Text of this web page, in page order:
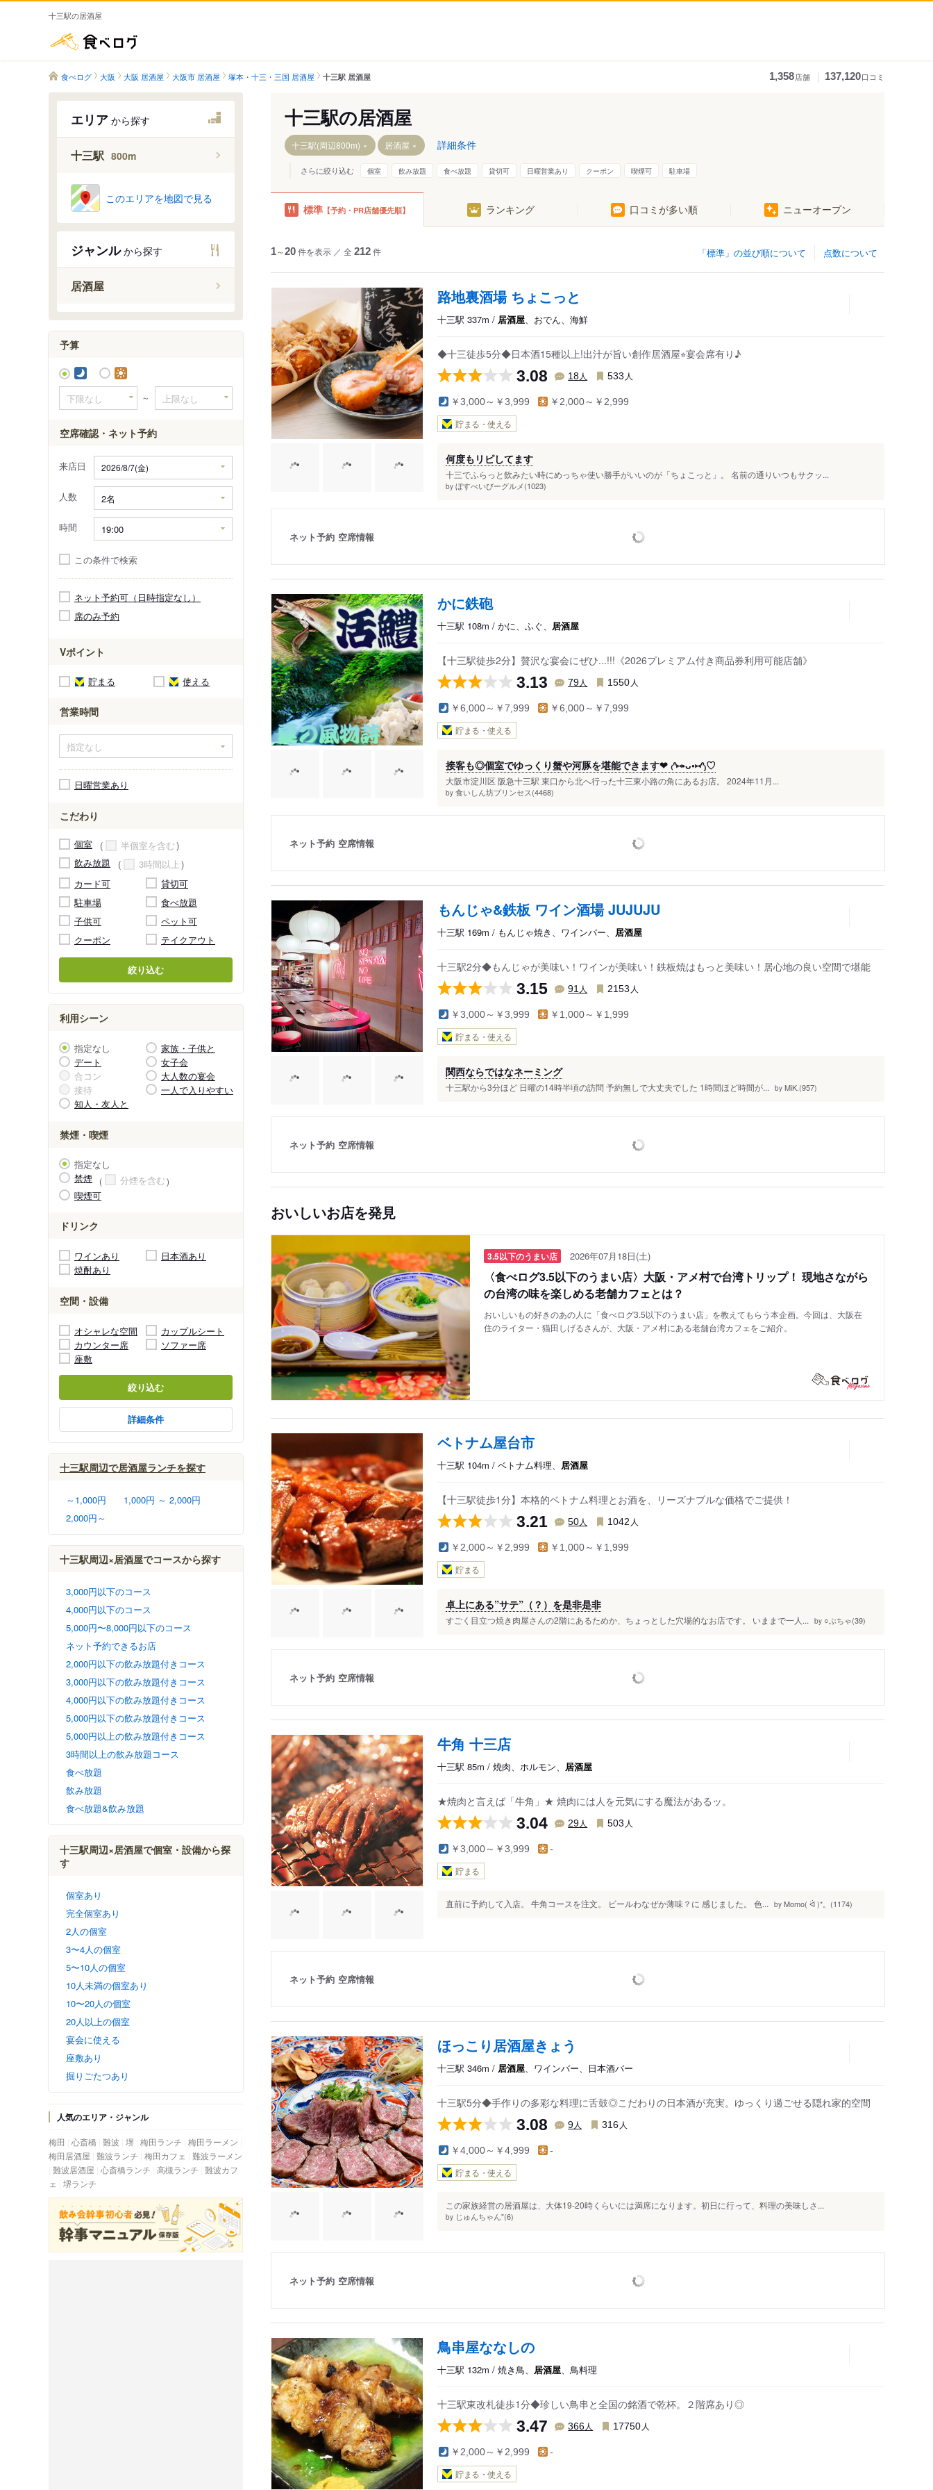
十三駅の居酒屋
食べログ 大阪 大阪 居酒屋 大阪市 居酒屋 塚本・十三・三国 居酒屋 十三駅 居酒屋 1,358店舗 137,120口コミ
エリア から探す
十三駅 800m
このエリアを地図で見る
ジャンルから探す
居酒屋
予算
～
空席確認・ネット予約
来店日
人数
時間
この条件で検索
ネット予約可（日時指定なし）
席のみ予約
Vポイント
貯まる 使える
営業時間
日曜営業あり
こだわり
個室
半個室を含む
飲み放題
3時間以上
カード可
貸切可
駐車場
食べ放題
子供可
ペット可
クーポン
テイクアウト
絞り込む
利用シーン
指定なし
家族・子供と
デート
女子会
合コン
大人数の宴会
接待
一人で入りやすい
知人・友人と
禁煙・喫煙
指定なし
禁煙
分煙を含む
喫煙可
ドリンク
ワインあり
日本酒あり
焼酎あり
空間・設備
オシャレな空間
カップルシート
カウンター席
ソファー席
座敷
絞り込む
詳細条件
十三駅周辺で居酒屋ランチを探す
～1,000円
1,000円 ～ 2,000円
2,000円～
十三駅周辺×居酒屋でコースから探す
3,000円以下のコース
4,000円以下のコース
5,000円〜8,000円以下のコース
ネット予約できるお店
2,000円以下の飲み放題付きコース
3,000円以下の飲み放題付きコース
4,000円以下の飲み放題付きコース
5,000円以下の飲み放題付きコース
5,000円以上の飲み放題付きコース
3時間以上の飲み放題コース
食べ放題
飲み放題
食べ放題&飲み放題
十三駅周辺×居酒屋で個室・設備から探
す
個室あり
完全個室あり
2人の個室
3〜4人の個室
5〜10人の個室
10人未満の個室あり
10〜20人の個室
20人以上の個室
宴会に使える
座敷あり
掘りごたつあり
人気のエリア・ジャンル
梅田 心斎橋 難波 堺 梅田ランチ 梅田ラーメン
梅田居酒屋 難波ランチ 梅田カフェ
難波ラーメン
難波居酒屋 心斎橋ランチ 高槻ランチ 難波カフ
ェ
堺ランチ
十三駅の居酒屋
十三駅(周辺800m) 居酒屋 詳細条件
さらに絞り込む 個室 飲み放題 食べ放題 貸切可 日曜営業あり クーポン 喫煙可 駐車場
標準 【予約・PR店舗優先順】 ランキング 口コミが多い順 ニューオープン
点数について
「標準」の並び順について
1～20件を表示 ／ 全 212件
路地裏酒場 ちょこっと
十三駅 337m / 居酒屋、おでん、海鮮
◆十三徒歩5分◆日本酒15種以上!出汁が旨い創作居酒屋⭐︎宴会席有り♪
3.08 18人 533 人
￥3,000～￥3,999 ￥2,000～￥2,999
貯まる・使える
何度もリピしてます
十三でふらっと飲みたい時にめっちゃ使い勝手がいいのが「ちょこっと」。 名前の通りいつもサクッ...
by ぼすべいびーグルメ(1023)
ネット予約 空席情報
かに鉄砲
十三駅 108m / かに、ふぐ、 居酒屋
【十三駅徒歩2分】贅沢な宴会にぜひ...!!!《2026プレミアム付き商品券利用可能店舗》
3.13 79人 1550 人
￥6,000～￥7,999 ￥6,000～￥7,999
貯まる・使える
接客も◎個室でゆっくり蟹や河豚を堪能できます❤︎ ₍ᐢ⑅•ᴗ•⑅ᐢ₎♡
大阪市淀川区 阪急十三駅 東口から北へ行った十三東小路の角にあるお店。 2024年11月...
by 食いしん坊プリンセス(4468)
ネット予約 空席情報
もんじゃ&鉄板 ワイン酒場 JUJUJU
十三駅 169m / もんじゃ焼き、ワインバー、 居酒屋
十三駅2分◆もんじゃが美味い！ワインが美味い！鉄板焼はもっと美味い！居心地の良い空間で堪能
3.15 91 人 2153 人
￥3,000～￥3,999 ￥1,000～￥1,999
貯まる・使える
関西ならではなネーミング
十三駅から3分ほど 日曜の14時半頃の訪問 予約無しで大丈夫でした 1時間ほど時間が... by MiK.(957)
ネット予約 空席情報
おいしいお店を発見
3.5以下のうまい店 2026年07月18日(土)
〈食べログ3.5以下のうまい店〉大阪・アメ村で台湾トリップ！ 現地さながら
の台湾の味を楽しめる老舗カフェとは？
おいしいもの好きのあの人に「食べログ3.5以下のうまい店」を教えてもらう本企画。今回は、大阪在
住のライター・猫田しげるさんが、大阪・アメ村にある老舗台湾カフェをご紹介。
ベトナム屋台市
十三駅 104m / ベトナム料理、 居酒屋
【十三駅徒歩1分】本格的ベトナム料理とお酒を、リーズナブルな価格でご提供！
3.21 50人 1042 人
￥2,000～￥2,999 ￥1,000～￥1,999
貯まる
卓上にある”サテ”（？）を是非是非
すごく目立つ焼き肉屋さんの2階にあるためか、ちょっとした穴場的なお店です。 いままで一人... by ○ぶちゃ(39)
ネット予約 空席情報
牛角 十三店
十三駅 85m / 焼肉、ホルモン、 居酒屋
★焼肉と言えば「牛角」★ 焼肉には人を元気にする魔法があるッ。
3.04 29人 503 人
￥3,000～￥3,999 -
貯まる
直前に予約して入店。 牛角コースを注文。 ビールわなぜか薄味？に 感じました。 色... by Momo( ᐛ )*。(1174)
ネット予約 空席情報
ほっこり居酒屋きょう
十三駅 346m / 居酒屋、ワインバー、日本酒バー
十三駅5分◆手作りの多彩な料理に舌鼓◎こだわりの日本酒が充実。ゆっくり過ごせる隠れ家的空間
3.08 9人 316 人
￥4,000～￥4,999 -
貯まる・使える
この家族経営の居酒屋は、大体19-20時くらいには満席になります。初日に行って、料理の美味しさ...
by じゅんちゃん"(6)
ネット予約 空席情報
鳥串屋ななしの
十三駅 132m / 焼き鳥、 居酒屋、鳥料理
十三駅東改札徒歩1分◆珍しい鳥串と全国の銘酒で乾杯。２階席あり◎
3.47 366人 17750 人
￥2,000～￥2,999 -
貯まる・使える